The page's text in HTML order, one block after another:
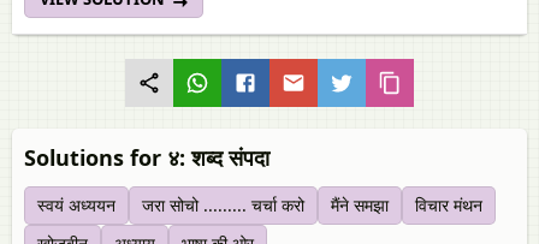
Solutions for ४: शब्द संपदा
स्वयं अध्ययन जरा सोचो ......... चर्चा करो मैंने समझा
विचार मंथन